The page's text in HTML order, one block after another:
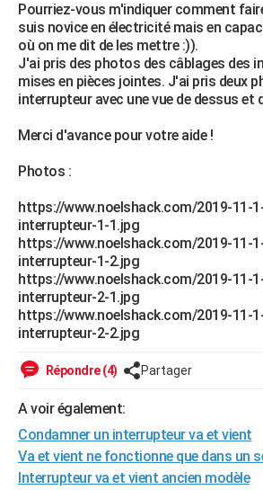
CARTE DE VOEUX
Carte de Noël
Carte Bonne année
Carte Saint-Valentin
Carte Pâques
Carte d'anniversaire
DICTIONNAIRE
Dictionnaire
Biographies
Citations
Expressions
Proverbes
PROGRAMME TV
COPAINS D'AVANT
AVIS DE DÉCÈS
FORUM
Bricolage
Lifestyle
Culture
Sport
Auto
Television
Voyage
Cinema
Pourriez-vous m'indiquer comment
suis novice en électricité mais en
où on me dit de les mettre :)).
J'ai pris des photos des câblages des
mises en pièces jointes. J'ai pris deux
interrupteur avec une vue de dessus et
Merci d'avance pour votre aide !
Photos :
https://www.noelshack.com/2019-11-
interrupteur-1-1.jpg
https://www.noelshack.com/2019-11-
interrupteur-1-2.jpg
https://www.noelshack.com/2019-11-
interrupteur-2-1.jpg
https://www.noelshack.com/2019-11-
interrupteur-2-2.jpg
Répondre (4) Partager
A voir également:
Condamner un interrupteur va et vient
Va et vient ne fonctionne que dans un
Interrupteur va et vient ancien modèle